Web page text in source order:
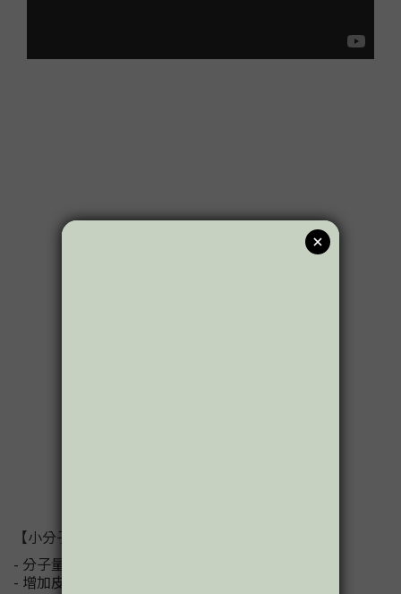
【小分子魚膠原蛋白胜肽】
- 分子量小、吸收迅速，利用率高（達95%以上）
- 增加皮膚彈性、減少細紋、皺紋形成及老化現象